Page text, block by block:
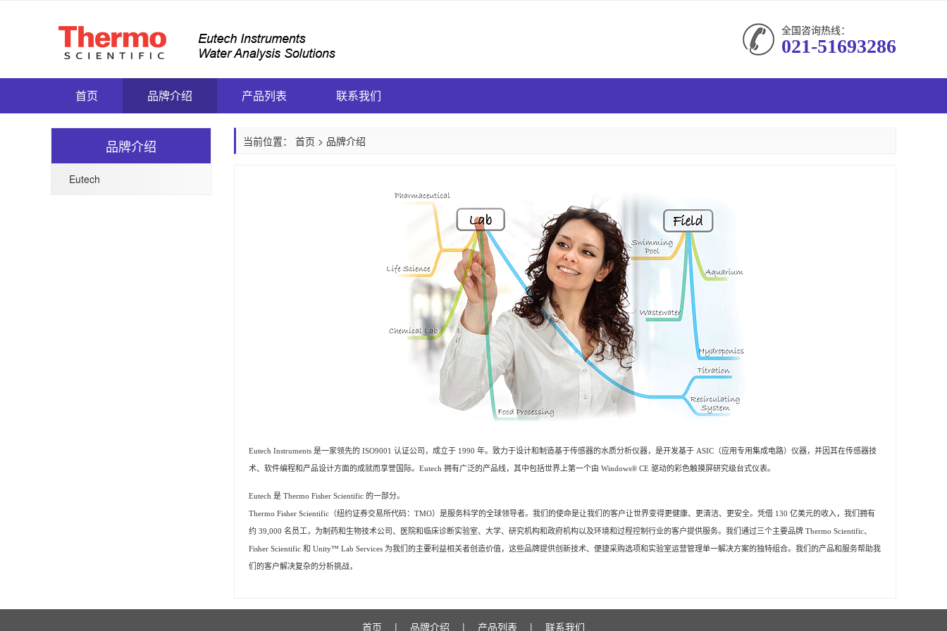
全国咨询热线：
021-51693286
首页 品牌介绍 产品列表 联系我们
品牌介绍
Eutech
当前位置： 首页 > 品牌介绍
Eutech Instruments 是一家领先的 ISO9001 认证公司，成立于 1990 年。致力于设计和制造基于传感器的水质分析仪器，是开发基于 ASIC（应用专用集成电路）仪器，并因其在传感器技
术、软件编程和产品设计方面的成就而享誉国际。 Eutech 拥有广泛的产品线，其中包括世界上第一个由 Windows® CE 驱动的彩色触摸屏研究级台式仪表。
Eutech 是 Thermo Fisher Scientific 的一部分。
Thermo Fisher Scientific （纽约证券交易所代码：TMO）是服务科学的全球领导者。 我们的使命是让我们的客户让世界变得更健康、更清洁、更安全。 凭借 130 亿美元的收入，我们拥有
约 39,000 名员工，为制药和生物技术公司、医院和临床诊断实验室、大学、研究机构和政府机构以及环境和过程控制行业的客户提供服务。 我们通过三个主要品牌 Thermo Scientific、
Fisher Scientific 和 Unity™ Lab Services 为我们的主要利益相关者创造价值，这些品牌提供创新技术、便捷采购选项和实验室运营管理单一解决方案的独特组合。 我们的产品和服务帮助我
们的客户解决复杂的分析挑战，
首页 | 品牌介绍 | 产品列表 | 联系我们